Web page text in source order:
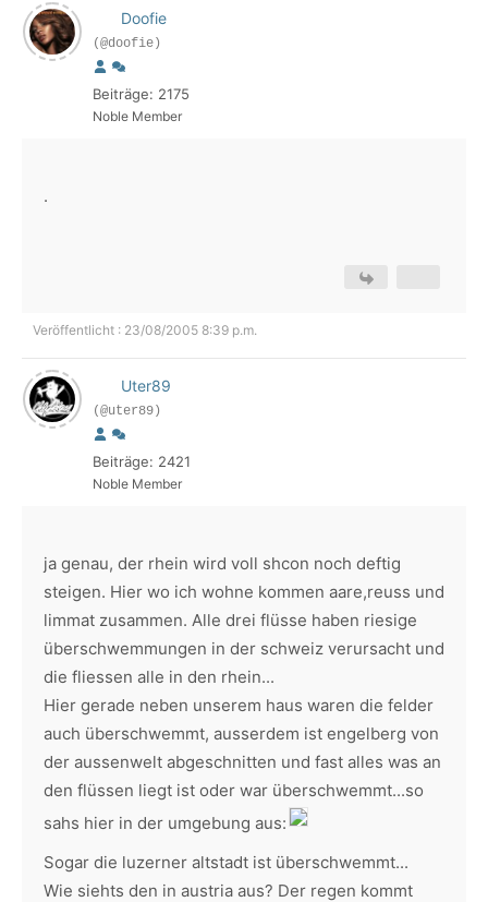
Doofie
(@doofie)
Beiträge: 2175
Noble Member
.
Veröffentlicht : 23/08/2005 8:39 p.m.
Uter89
(@uter89)
Beiträge: 2421
Noble Member
ja genau, der rhein wird voll shcon noch deftig
steigen. Hier wo ich wohne kommen aare,reuss und
limmat zusammen. Alle drei flüsse haben riesige
überschwemmungen in der schweiz verursacht und
die fliessen alle in den rhein...
Hier gerade neben unserem haus waren die felder
auch überschwemmt, ausserdem ist engelberg von
der aussenwelt abgeschnitten und fast alles was an
den flüssen liegt ist oder war überschwemmt...so
sahs hier in der umgebung aus:
Sogar die luzerner altstadt ist überschwemmt...
Wie siehts den in austria aus? Der regen kommt